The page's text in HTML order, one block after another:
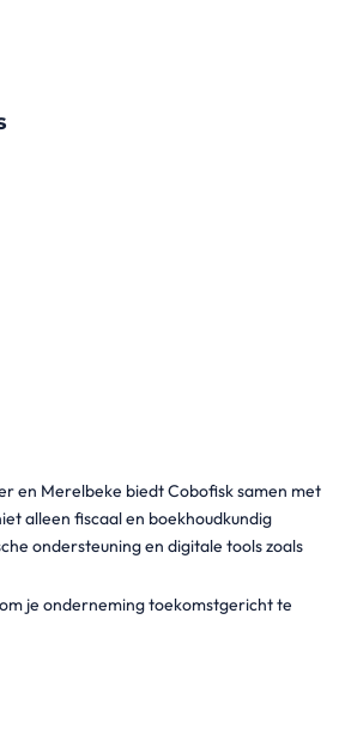
en Merelbeke biedt Cobofisk samen met
alleen fiscaal en boekhoudkundig
ondersteuning en digitale tools zoals
je onderneming toekomstgericht te